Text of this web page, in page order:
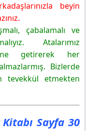
beyin
çabalamalı ve
Atalarımız
getirerek her
Bizlerde
tevekkül etmekten
Sayfa 30